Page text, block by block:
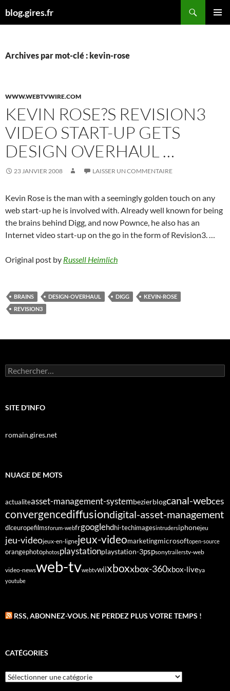
aublog.gires.fr
Archives par mot-clé : kevin-rose
WWW.WEBTVWIRE.COM
KEVIN ROSE?S REVISION3
VIDEO START-UP GETS
DESIGN OVERHAUL …
23 JANVIER 2008 LAISSER UN COMMENTAIRE
Kevin Rose is the man with a seemingly golden touch on any
web start-up he is involved with. Already well known for being
the brains behind Digg, and now Pownce, he also has an
Internet video start-up on the go in the form of Revision3. …
Original post by Russell Heimlich
BRAINS DESIGN-OVERHAUL DIGG
KEVIN-ROSE
REVISION3
Rechercher :
SITE D'INFO
romain.gires.net
NUAGE DE MOTS
actualiteasset-management-systembezierblogcanal-webces
convergencediffusiondigital-asset-management
dlceuropefilmsforum-webfrgooglehdhi-techimagesintrudersiphonejeu
jeu-videojeux-en-lignejeux-videomarketingmicrosoftopen-source
orangephotophotosplaystationplaystation-3pspsonytrailerstv-web
video-newsweb-tvwebtvwiixboxxbox-360xbox-liveya
youtube
RSS, ABONNEZ-VOUS. NE PERDEZ PLUS VOTRE TEMPS !
CATÉGORIES
Catégories